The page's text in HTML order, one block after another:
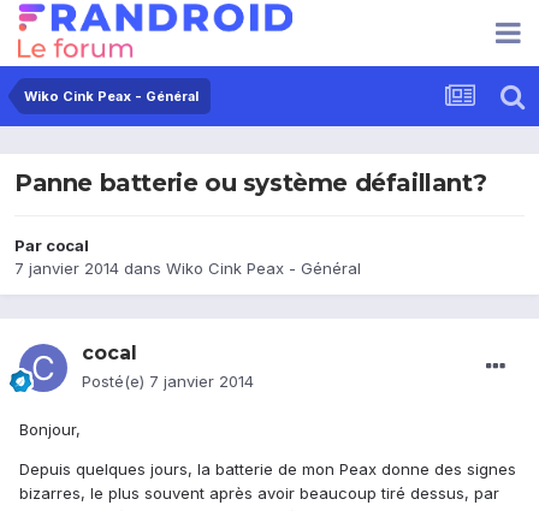
Wiko Cink Peax - Général
Panne batterie ou système défaillant?
Par cocal
7 janvier 2014 dans Wiko Cink Peax - Général
cocal
Posté(e) 7 janvier 2014
Bonjour,
Depuis quelques jours, la batterie de mon Peax donne des signes
bizarres, le plus souvent après avoir beaucoup tiré dessus, par